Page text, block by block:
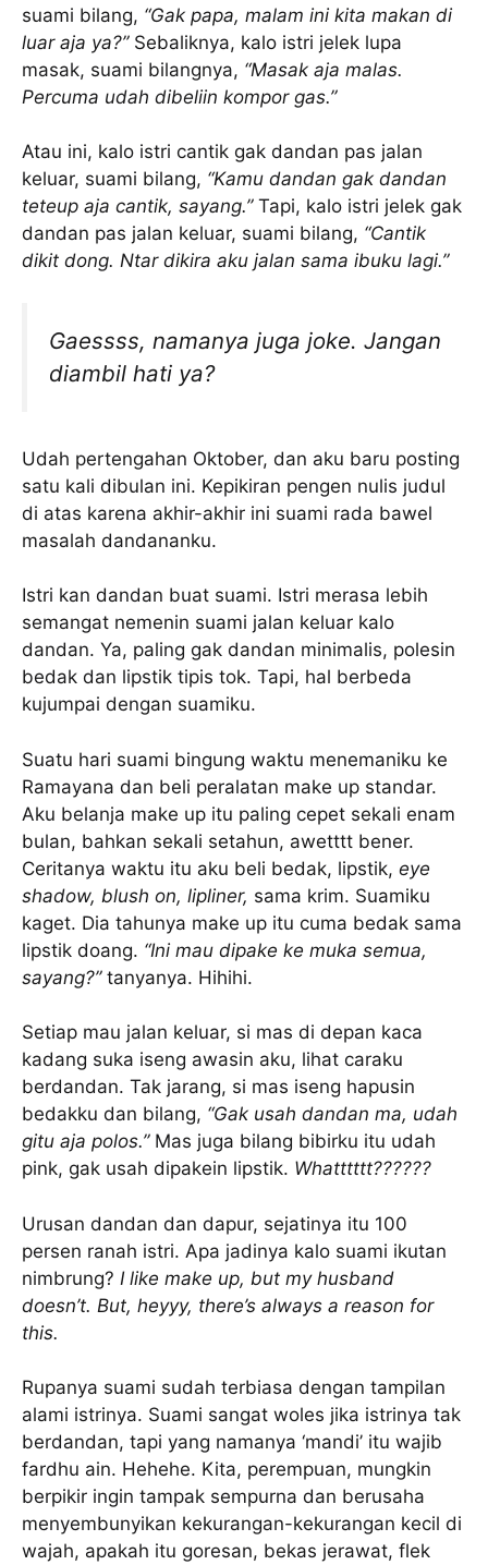
suami bilang, “Gak papa, malam ini kita makan di
luar aja ya?”Sebaliknya, kalo istri jelek lupa
masak, suami bilangnya, “Masak aja malas.
Percuma udah dibeliin kompor gas.”
Atau ini, kalo istri cantik gak dandan pas jalan
keluar, suami bilang, “Kamu dandan gak dandan
teteup aja cantik, sayang.”Tapi, kalo istri jelek gak
dandan pas jalan keluar, suami bilang, “Cantik
dikit dong. Ntar dikira aku jalan sama ibuku lagi.”
Gaessss, namanya juga joke. Jangan
diambil hati ya?
Udah pertengahan Oktober, dan aku baru posting
satu kali dibulan ini. Kepikiran pengen nulis judul
di atas karena akhir-akhir ini suami rada bawel
masalah dandananku.
Istri kan dandan buat suami. Istri merasa lebih
semangat nemenin suami jalan keluar kalo
dandan. Ya, paling gak dandan minimalis, polesin
bedak dan lipstik tipis tok. Tapi, hal berbeda
kujumpai dengan suamiku.
Suatu hari suami bingung waktu menemaniku ke
Ramayana dan beli peralatan make up standar.
Aku belanja make up itu paling cepet sekali enam
bulan, bahkan sekali setahun, awetttt bener.
Ceritanya waktu itu aku beli bedak, lipstik, eye
shadow, blush on, lipliner, sama krim. Suamiku
kaget. Dia tahunya make up itu cuma bedak sama
lipstik doang. “Ini mau dipake ke muka semua,
sayang?”tanyanya. Hihihi.
Setiap mau jalan keluar, si mas di depan kaca
kadang suka iseng awasin aku, lihat caraku
berdandan. Tak jarang, si mas iseng hapusin
bedakku dan bilang, “Gak usah dandan ma, udah
gitu aja polos.”Mas juga bilang bibirku itu udah
pink, gak usah dipakein lipstik. Whatttttt??????
Urusan dandan dan dapur, sejatinya itu 100
persen ranah istri. Apa jadinya kalo suami ikutan
nimbrung? I like make up, but my husband
doesn’t. But, heyyy, there’s always a reason for
this.
Rupanya suami sudah terbiasa dengan tampilan
alami istrinya. Suami sangat woles jika istrinya tak
berdandan, tapi yang namanya ‘mandi’ itu wajib
fardhu ain. Hehehe. Kita, perempuan, mungkin
berpikir ingin tampak sempurna dan berusaha
menyembunyikan kekurangan-kekurangan kecil di
wajah, apakah itu goresan, bekas jerawat, flek